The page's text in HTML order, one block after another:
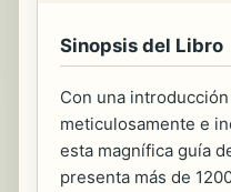
Sinopsis del Libro
Con una
meticulosamente e
esta magnífica guía
presenta más de